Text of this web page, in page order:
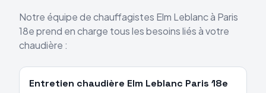
Notre équipe de chauffagistes Elm Leblancà Paris
18eprend en charge tous les besoins liés à votre
chaudière :
Entretien chaudière Elm Leblanc Paris 18e